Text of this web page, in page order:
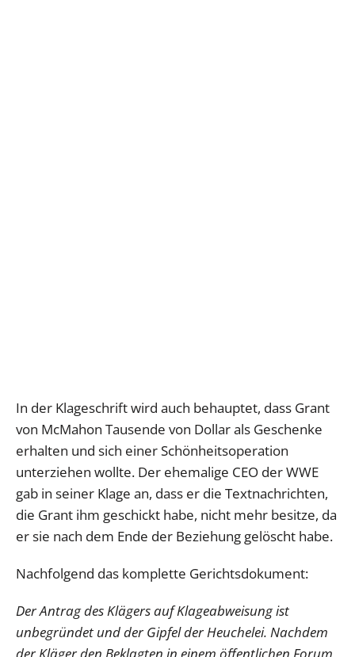
In der Klageschrift wird auch behauptet, dass Grant
von McMahon Tausende von Dollar als Geschenke
erhalten und sich einer Schönheitsoperation
unterziehen wollte. Der ehemalige CEO der WWE
gab in seiner Klage an, dass er die Textnachrichten,
die Grant ihm geschickt habe, nicht mehr besitze, da
er sie nach dem Ende der Beziehung gelöscht habe.
Nachfolgend das komplette Gerichtsdokument:
Der Antrag des Klägers auf Klageabweisung ist
unbegründet und der Gipfel der Heuchelei. Nachdem